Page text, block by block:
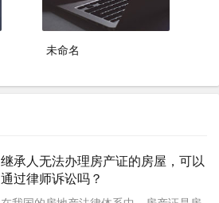
未命名
继承人无法办理房产证的房屋，可以
通过律师诉讼吗？